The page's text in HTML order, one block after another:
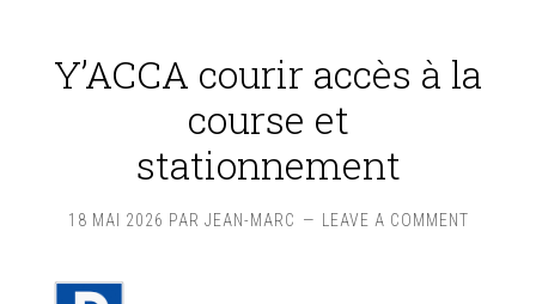
Y’ACCA courir accès à la
course et
stationnement
18 MAI 2026 PAR JEAN-MARC LEAVE A COMMENT